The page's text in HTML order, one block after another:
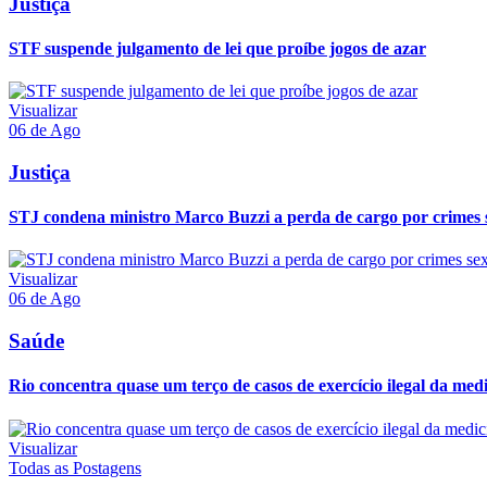
STF suspende julgamento de lei que proíbe jogos de azar
Visualizar
06 de Ago
Justiça
STJ condena ministro Marco Buzzi a perda de cargo por crimes
Visualizar
06 de Ago
Saúde
Rio concentra quase um terço de casos de exercício ilegal da
Visualizar
Todas as Postagens